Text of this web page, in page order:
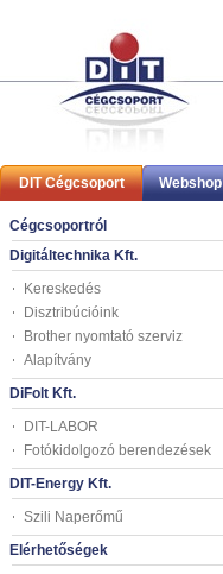
DIT Cégcsoport Webshop
Cégcsoportról
Digitáltechnika Kft.
Kereskedés
Disztribúcióink
Brother nyomtató szerviz
Alapítvány
DiFolt Kft.
DIT-LABOR
Fotókidolgozó berendezések
DIT-Energy Kft.
Szili Naperőmű
Elérhetőségek